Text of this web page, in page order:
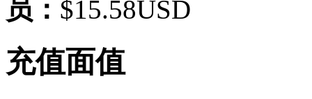
员： $15.58USD
充值面值